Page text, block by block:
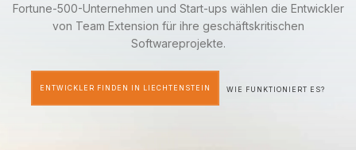
Fortune-500-Unternehmen und Start-ups wählen die Entwickler
von Team Extension für ihre geschäftskritischen
Softwareprojekte.
ENTWICKLER FINDEN IN LIECHTENSTEIN WIE FUNKTIONIERT ES?